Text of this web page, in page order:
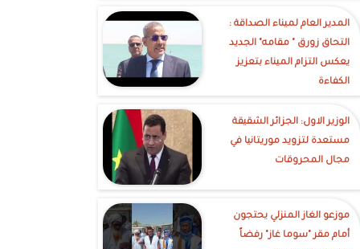
‎المدير العام لميناء الصداقة :
التحاق زورق " مقامه" الجديد
يعكس التزام الميناء بتعزيز
الكفاءة
الوزير الاول: الجزائر الشقيقة
مستعدة لتزويد موريتانيا في
مجال المحروقات
موزعو الغاز المنزلي يحتجون
أمام مقر "سوما غاز" رفضاً